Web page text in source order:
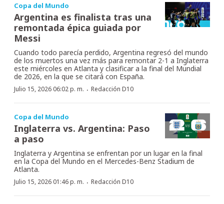
Copa del Mundo
Argentina es finalista tras una
remontada épica guiada por
Messi
Cuando todo parecía perdido, Argentina regresó del mundo
de los muertos una vez más para remontar 2-1 a Inglaterra
este miércoles en Atlanta y clasificar a la final del Mundial
de 2026, en la que se citará con España.
Julio 15, 2026 06:02 p. m. · Redacción D10
Copa del Mundo
Inglaterra vs. Argentina: Paso
a paso
Inglaterra y Argentina se enfrentan por un lugar en la final
en la Copa del Mundo en el Mercedes-Benz Stadium de
Atlanta.
Julio 15, 2026 01:46 p. m. · Redacción D10